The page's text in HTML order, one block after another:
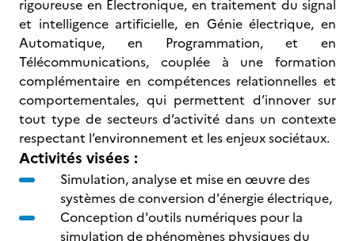
rigoureuse en Electronique, en traitement du signal
et intelligence artificielle, en Génie électrique, en
Automatique, en Programmation, et en
Télécommunications, couplée à une formation
complémentaire en compétences relationnelles et
comportementales, qui permettent d’innover sur
tout type de secteurs d’activité dans un contexte
respectant l’environnement et les enjeux sociétaux.
Activités visées :
Simulation, analyse et mise en œuvre des
systèmes de conversion d'énergie électrique,
Conception d'outils numériques pour la
simulation de phénomènes physiques du